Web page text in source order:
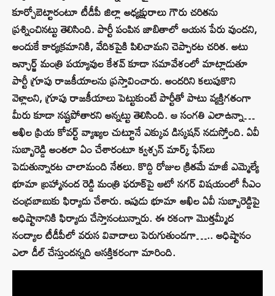
కూర్చోబెట్టారంటూ టీడీపీ జిల్లా అధ్యక్షురాలు గౌరు చరితను
ప్రశ్నించినట్టు తెలిసింది. పార్టీ పంపిన జాబితాలో ఆయన పేరు వుందని,
అందుకే కార్యక్రమానికి, వేదికపైకి పిలిచామని చెప్పారట చరిత. అటు
ఇన్ఛార్జ్‌ మంత్రి పయ్యావుల కేశవ్ కూడా సమావేశంలో మాట్లాడుతూ
పార్టీ గ్రూపు రాజకీయాలను ప్రస్తావించారు. అందరిని కలుపుకొని
వెళ్లాలని, గ్రూపు రాజకీయాలు పెట్టుకుంటే పార్టీతో పాటు వ్యక్తిగతంగా
మీరు కూడా నష్టపోతారని అన్నట్టు తెలిసింది. ఆ సంగతి ఎలాఉన్నా…
అఖిల ప్రియ కోవర్ట్‌ వ్యాఖ్యల చుట్టూనే ఎక్కువ డిస్కషన్‌ నడుస్తోంది. ఏవీ
సుబ్బారెడ్డి అంతలా ఏం చేశారంటూ క్వశ్చన్‌ మార్క్‌ ఫేస్‌లు
పెడుతున్నారట చాలామంది నేతలు. కొద్ది రోజుల క్రితమే మాజీ ఎమ్మెల్యే
భూమా బ్రహ్మానంద రెడ్డి మంత్రి ఫరూక్‌పై ఆటో నగర్ విషయంలో సీఎం
చంద్రబాబుకు ఫిర్యాదు చేశారు. ఇపుడు భూమా అఖిల ఏవీ సుబ్బారెడ్డిపై
అధిష్టానానికి ఫిర్యాదు చేస్తానంటున్నారు. ఈ రకంగా మొత్తమ్మీద
నంద్యాల టీడీపీలో వరుస వివాదాలు పెరుగుతుండగా….. అధిష్టానం
ఎలా డీల్‌ చేస్తుందన్నది ఆసక్తికరంగా మారింది.